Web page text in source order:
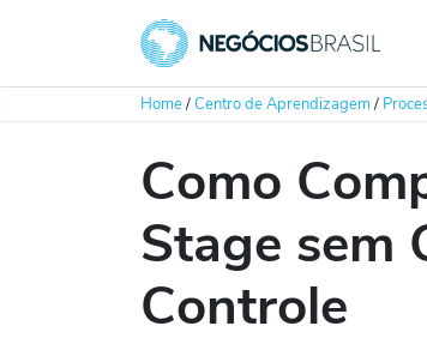
Home/Centro de Aprendizagem/
Como
Stage sem
Controle